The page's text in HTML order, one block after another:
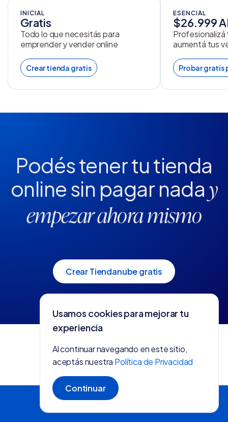
Usamos cookies para mejorar tu
experiencia
Al continuar navegando en este sitio,
aceptás nuestra Política de Privacidad
Continuar
INICIAL
Gratis
Todo lo que necesitás para
emprender y vender online
Crear tienda gratis
ESENCIAL
$26.999
aumentá tus
Probar gratis
Podés tener tu tienda
onlinesin pagar nada y
empezar ahora mismo
Crear Tiendanube gratis
Crear tienda gratis